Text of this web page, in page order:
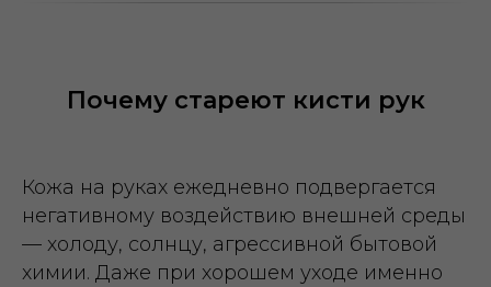
Почему стареют кисти рук
Кожа на руках ежедневно подвергается
негативному воздействию внешней среды
— холоду, солнцу, агрессивной бытовой
химии. Даже при хорошем уходе именно